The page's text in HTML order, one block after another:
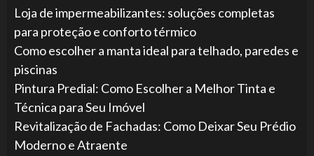
Loja de impermeabilizantes: soluções completas
para proteção e conforto térmico
Como escolher a manta ideal para telhado, paredes e
piscinas
Pintura Predial: Como Escolher a Melhor Tinta e
Técnica para Seu Imóvel
Revitalização de Fachadas: Como Deixar Seu Prédio
Moderno e Atraente